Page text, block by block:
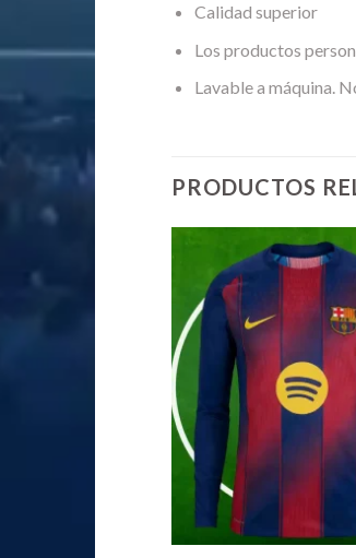
Calidad superior
Los productos
Lavable a máquina.
PRODUCTOS